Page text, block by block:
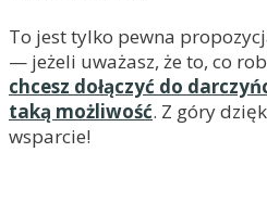
To jest tylko pewna
— jeżeli uważasz, że to, co
chcesz dołączyć do
taką możliwość. Z góry
wsparcie!